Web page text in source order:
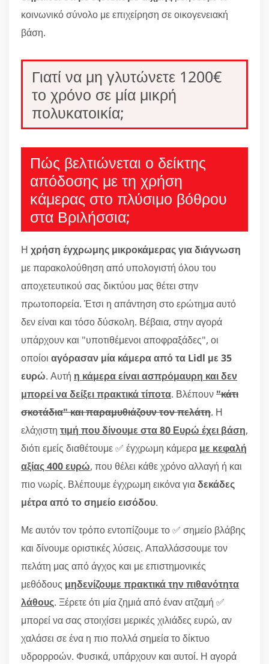
κοινωνικό σύνολο με επιχείρηση σε οικογενειακή
βάση.
Γιατί να μη γλυτώνετε 1200€
το χρόνο σε μία μικρή
πολυκατοικία;
Πώς βελτιώνεται ο δείκτης
απόδοσης με τη χρήση
κάμερας στο πλύσιμο βόθρου
στα Βριλήσσια;
Η χρήση έγχρωμης μικροκάμερας για διάγνωση
με παρακολούθηση από υπολογιστή όλου του
αποχετευτικού σας δικτύου μας θέτει στην
πρωτοπορεία. Έτσι η απάντηση στο ερώτημα αυτό
δεν είναι και τόσο δύσκολη. Βέβαια, στην αγορά
υπάρχουν και "υποτιθέμενοι αποφραξάδες", οι
οποίοι αγόρασαν μία κάμερα από τα Lidl με 35
ευρώ. Αυτή η κάμερα είναι ασπρόμαυρη και δεν
μπορεί να δείξει πρακτικά τίποτα. Βλέπουν"κάτι
σκοτάδια" και παραμυθιάζουν τον πελάτη. Η
ελάχιστη τιμή που δίνουμε στα 80 Ευρώ έχει βάση,
διότι εμείς διαθέτουμε ✅ έγχρωμη κάμερα με κεφαλή
αξίας 400 ευρώ, που θέλει κάθε χρόνο αλλαγή ή και
πιο νωρίς. Βλέπουμε έγχρωμη εικόνα γιαδεκάδες
μέτρα από το σημείο εισόδου.
Με αυτόν τον τρόπο εντοπίζουμε το ✅ σημείο βλάβης
και δίνουμε οριστικές λύσεις. Απαλλάσσουμε τον
πελάτη μας από άγχος και με επιστημονικές
μεθόδους μηδενίζουμε πρακτικά την πιθανότητα
λάθους. Ξέρετε ότι μία ζημιά από έναν ατζαμή ✅
μπορεί να σας στοιχίσει μερικές χιλιάδες ευρώ, αν
χαλάσει σε ένα η πιο πολλά σημεία το δίκτυο
υδρορροών. Φυσικά, υπάρχουν και αυτοί. Η αγορά